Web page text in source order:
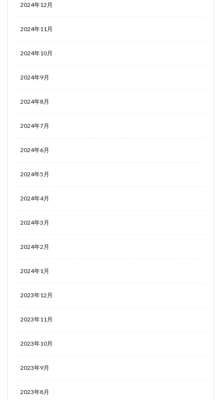
2024年12月
2024年11月
2024年10月
2024年9月
2024年8月
2024年7月
2024年6月
2024年5月
2024年4月
2024年3月
2024年2月
2024年1月
2023年12月
2023年11月
2023年10月
2023年9月
2023年8月